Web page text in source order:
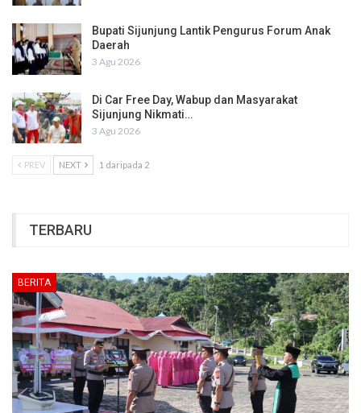
Bupati Sijunjung Lantik Pengurus Forum Anak
Daerah
3 Agu 2026
Di Car Free Day, Wabup dan Masyarakat
Sijunjung Nikmati…
3 Agu 2026
PREV NEXT 1 daripada 2
TERBARU
BERITA